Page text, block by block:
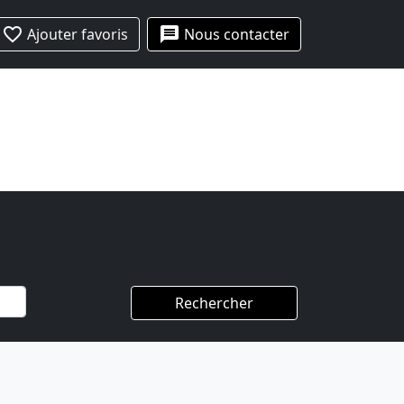
favorite_border Ajouter favoris message Nous contacter
Rechercher